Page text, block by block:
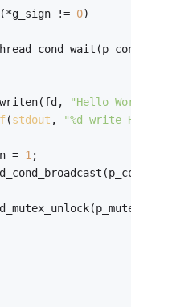
(*g_sign != 0)
"Hello World"
(stdout , "%d write Hello
=
1;